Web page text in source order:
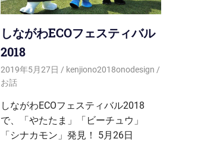
しながわECOフェスティバル
2018
2019年5月27日
kenjiono2018onodesign
お話
しながわECOフェスティバル2018
で、「やたたま」「ビーチュウ」
「シナカモン」発見！ 5月26日